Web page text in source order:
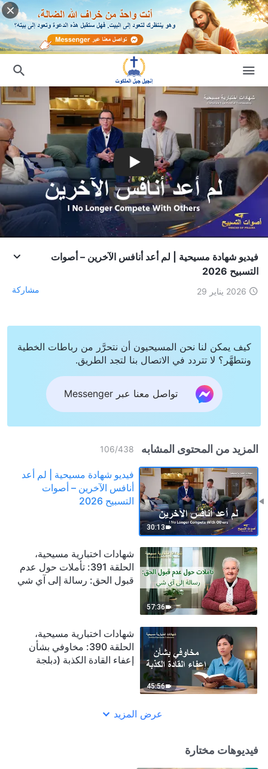
فيديو شهادة مسيحية | لم أعد أنافس الآخرين – أصوات
التسبيح 2026
2026 يناير 29 مشاركة
كيف يمكن لنا نحن المسيحيون أن نتحرَّر من رباطات الخطية
ونتطهَّر؟ لا تتردد في الاتصال بنا لتجد الطريق.
تواصل معنا عبر Messenger
المزيد من المحتوى المشابه 106/438
30:13
فيديو شهادة مسيحية | لم أعد
أنافس الآخرين – أصوات
التسبيح 2026
57:36
شهادات اختبارية مسيحية،
الحلقة 391: تأملات حول عدم
قبول الحق: رسالة إلى آي شي
45:56
شهادات اختبارية مسيحية،
الحلقة 390: مخاوفي بشأن
إعفاء القادة الكذبة (دبلجة
عرض المزيد
فيديوهات مختارة